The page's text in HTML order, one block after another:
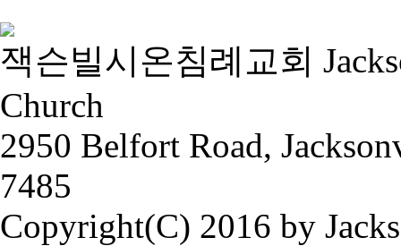
잭슨빌시온침례교회
Church
2950 Belfort Road,
7485
Copyright(C) 2016 by